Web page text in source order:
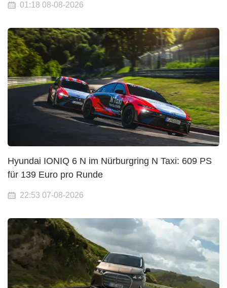
01:18 08-08-2026
Hyundai IONIQ 6 N im Nürburgring N Taxi: 609 PS
für 139 Euro pro Runde
22:53 07-08-2026